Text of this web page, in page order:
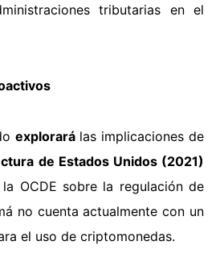
tributarias en el
explorarálas implicaciones de
de Estados Unidos (2021)
OCDE sobre la regulación de
no cuenta actualmente con un
el uso de criptomonedas.